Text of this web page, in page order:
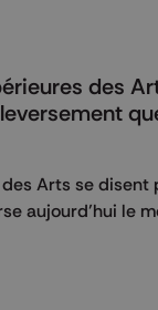
des
Arts se
aujourd’hui le